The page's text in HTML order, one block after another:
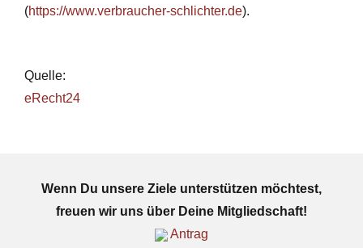
(https://www.verbraucher-schlichter.de).
Quelle:
eRecht24
Wenn Du unsere Ziele unterstützen möchtest,
freuen wir uns über Deine Mitgliedschaft!
Antrag